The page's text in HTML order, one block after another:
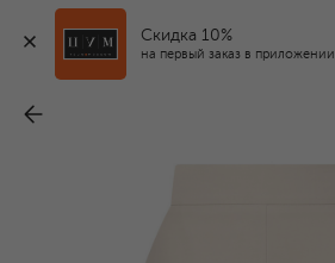
Скидка 10%
на первый заказ в приложении